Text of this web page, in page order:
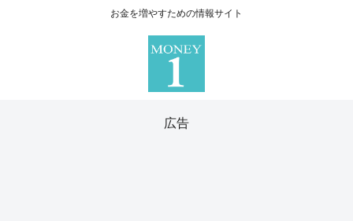
お金を増やすための情報サイト
広告